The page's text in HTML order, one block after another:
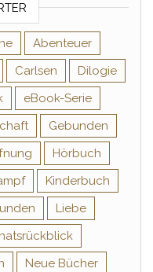
Abenteuer
Carlsen
Dilogie
eBook-Serie
Gebunden
Hörbuch
Kinderbuch
Liebe
Neue Bücher